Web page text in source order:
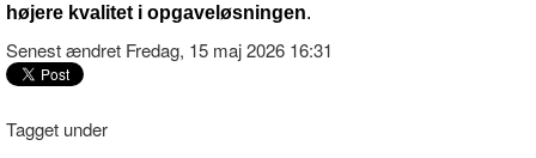
højere kvalitet i opgaveløsningen.
Senest ændret Fredag, 15 maj 2026 16:31
Tagget under